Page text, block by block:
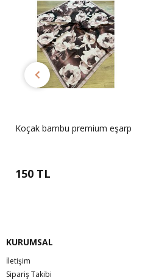
Koçak bambu premium eşarp
150 TL
KURUMSAL
İletişim
Sipariş Takibi